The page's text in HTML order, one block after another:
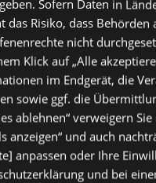
Sofern Daten in
das Risiko, dass
nicht
Klick auf „Alle
im Endgerät, die
sowie ggf. die
ablehnen“ verweigern
anzeigen“ und auch
anpassen oder Ihre
und bei